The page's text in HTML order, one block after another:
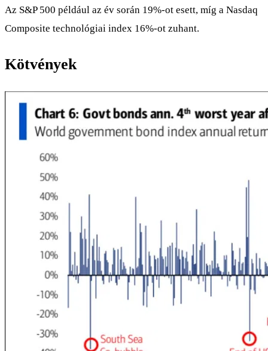
Az S&P 500 például az év során 19%-ot esett, míg a Nasdaq
Composite technológiai index 16%-ot zuhant.
Kötvények